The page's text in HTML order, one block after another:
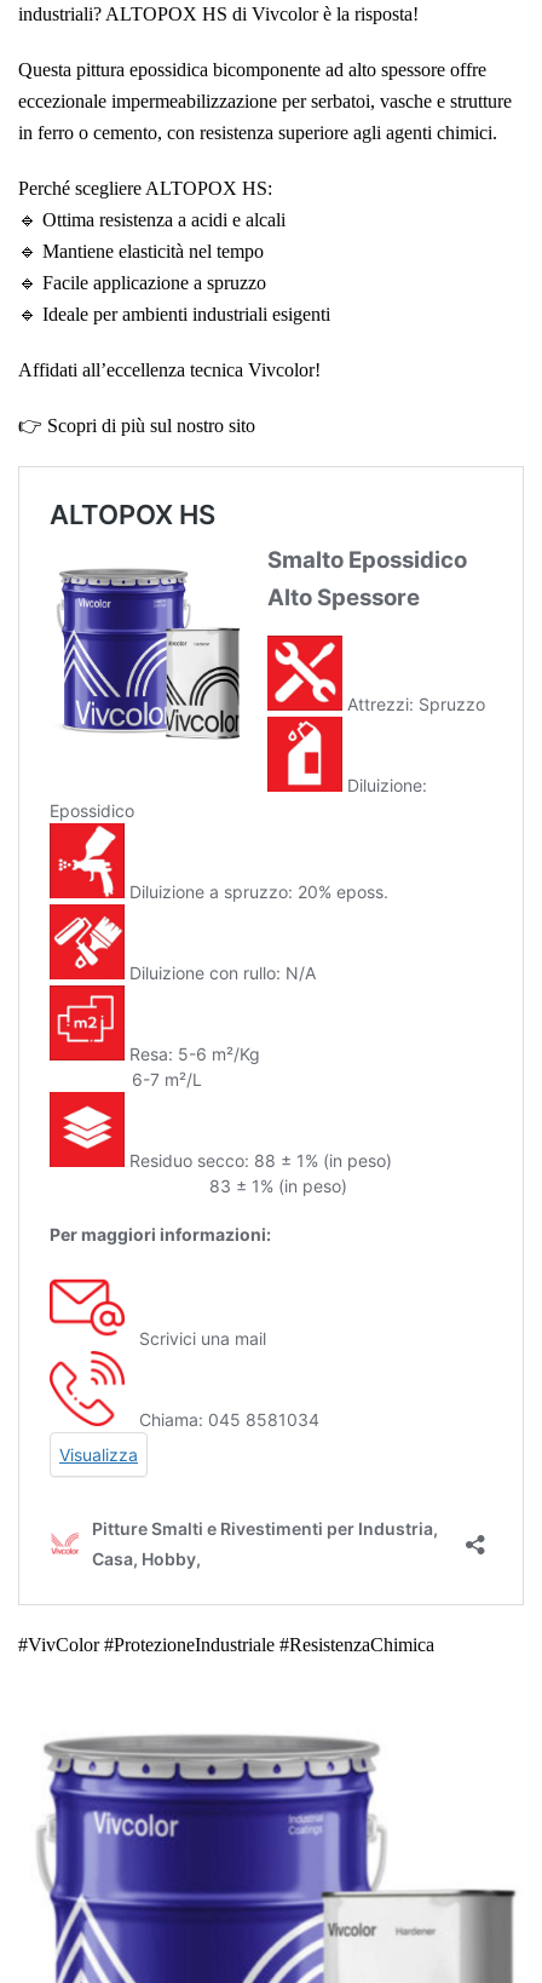
industriali? ALTOPOX HS di Vivcolor è la risposta!
Questa pittura epossidica bicomponente ad alto spessore offre
eccezionale impermeabilizzazione per serbatoi, vasche e strutture
in ferro o cemento, con resistenza superiore agli agenti chimici.
Perché scegliere ALTOPOX HS:
🔹 Ottima resistenza a acidi e alcali
🔹 Mantiene elasticità nel tempo
🔹 Facile applicazione a spruzzo
🔹 Ideale per ambienti industriali esigenti
Affidati all’eccellenza tecnica Vivcolor!
👉 Scopri di più sul nostro sito
#VivColor #ProtezioneIndustriale #ResistenzaChimica